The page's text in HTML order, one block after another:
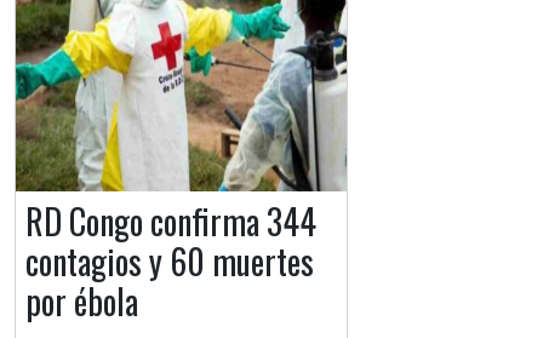
RD Congo confirma 344
contagios y 60 muertes
por ébola